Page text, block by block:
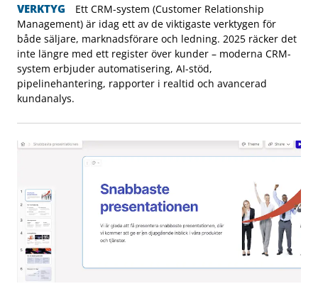
VERKTYG
Ett CRM-system (Customer Relationship
Management) är idag ett av de viktigaste verktygen för
både säljare, marknadsförare och ledning. 2025 räcker det
inte längre med ett register över kunder – moderna CRM-
system erbjuder automatisering, AI-stöd,
pipelinehantering, rapporter i realtid och avancerad
kundanalys.